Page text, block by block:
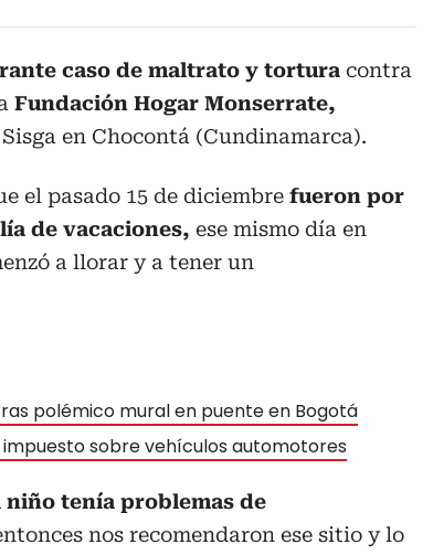
caso de maltrato y tortura contra
Fundación Hogar Monserrate,
en Chocontá (Cundinamarca).
el pasado 15 de diciembre fueron por
de vacaciones, ese mismo día en
a llorar y a tener un
polémico mural en puente en Bogotá
sobre vehículos automotores
tenía problemas de
nos recomendaron ese sitio y lo